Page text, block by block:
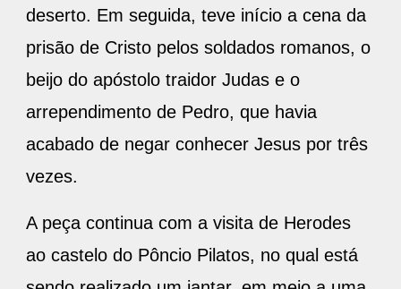
deserto. Em seguida, teve início a cena da
prisão de Cristo pelos soldados romanos, o
beijo do apóstolo traidor Judas e o
arrependimento de Pedro, que havia
acabado de negar conhecer Jesus por três
vezes.
A peça continua com a visita de Herodes
ao castelo do Pôncio Pilatos, no qual está